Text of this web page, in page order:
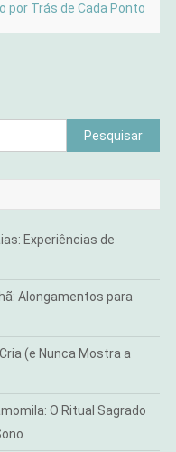
por Trás de Cada Ponto
Pesquisar
por:
Experiências de
Alongamentos para
(e Nunca Mostra a
O Ritual Sagrado